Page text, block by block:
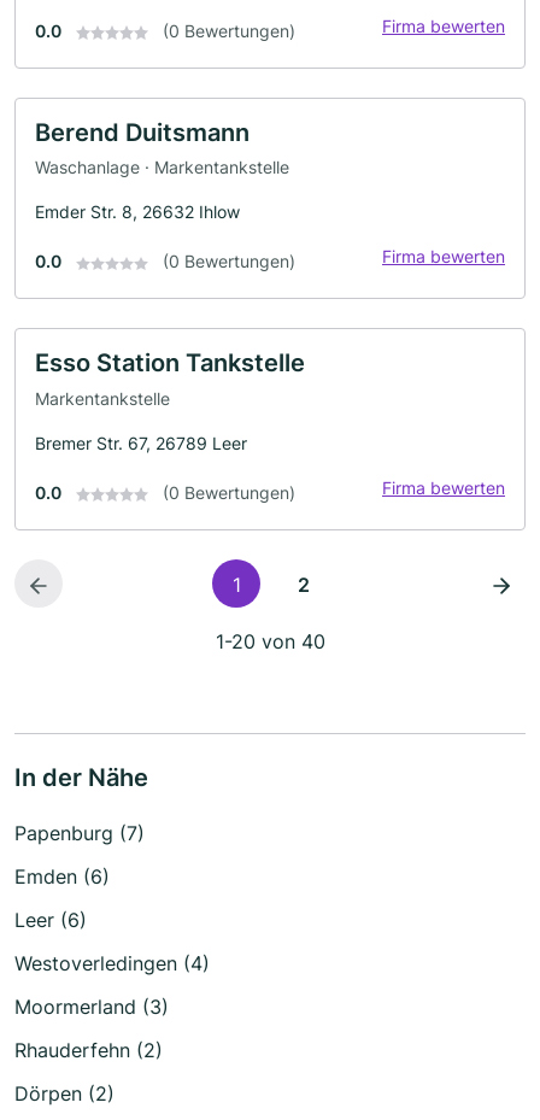
0.0 (0 Bewertungen) Firma bewerten
Berend Duitsmann
Waschanlage · Markentankstelle
Emder Str. 8, 26632 Ihlow
0.0 (0 Bewertungen) Firma bewerten
Esso Station Tankstelle
Markentankstelle
Bremer Str. 67, 26789 Leer
0.0 (0 Bewertungen) Firma bewerten
1 2
1-20 von 40
In der Nähe
Papenburg (7)
Emden (6)
Leer (6)
Westoverledingen (4)
Moormerland (3)
Rhauderfehn (2)
Dörpen (2)